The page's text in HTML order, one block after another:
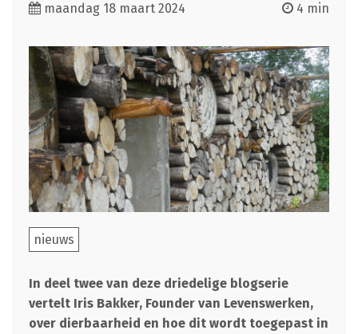
maandag 18 maart 2024 4 min
nieuws
In deel twee van deze driedelige blogserie
vertelt Iris Bakker, Founder van Levenswerken,
over dierbaarheid en hoe dit wordt toegepast in